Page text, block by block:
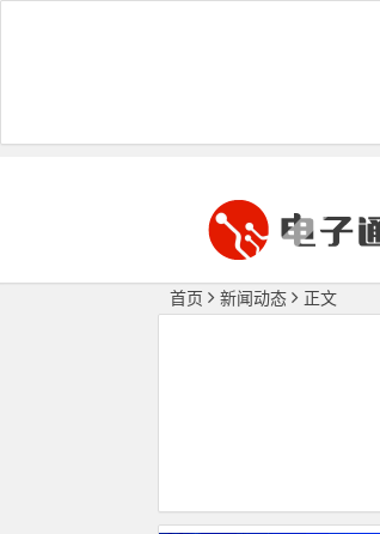
首页 新闻动态 正文